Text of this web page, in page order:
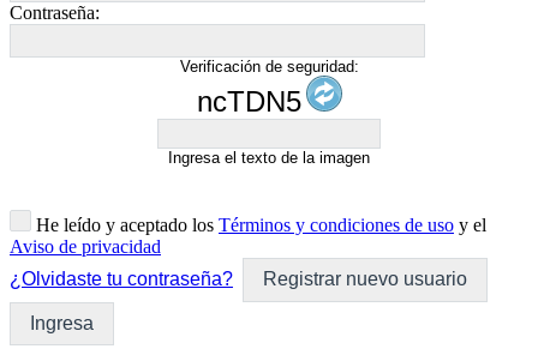
Contraseña:
Verificación de seguridad:
ncTDN5
Ingresa el texto de la imagen
He leído y aceptado los Términos y condiciones de uso y el
Aviso de privacidad
¿Olvidaste tu contraseña?
Registrar nuevo usuario
Ingresa